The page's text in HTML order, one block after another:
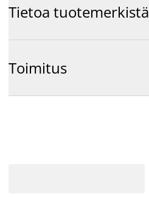
Tietoa tuotemerkistä
Toimitus